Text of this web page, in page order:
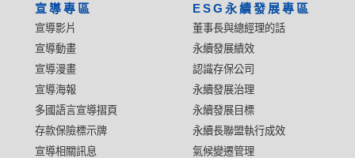
宣導專區
宣導影片
宣導動畫
宣導漫畫
宣導海報
多國語言宣導摺頁
存款保險標示牌
宣導相關訊息
ESG永續發展專區
董事長與總經理的話
永續發展績效
認識存保公司
永續發展治理
永續發展目標
永續長聯盟執行成效
氣候變遷管理